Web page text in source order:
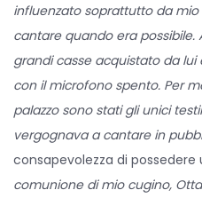
influenzato soprattutto da
cantare quando era
grandi casse acquistato da
con il microfono spento. Per
palazzo sono stati gli unici
vergognava a cantare in
consapevolezza di
comunione di mio cugino,